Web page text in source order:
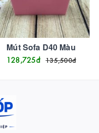
Mút Sofa D40 Màu
128,725đ 135,500đ